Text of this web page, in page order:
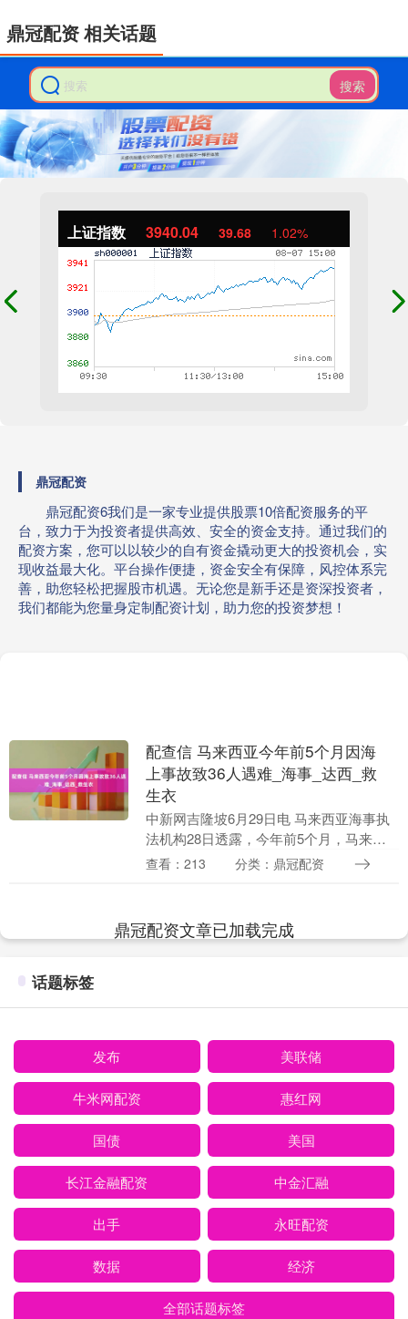
搜索
上证指数 3940.04 39.68 1.02%
鼎冠配资
鼎冠配资6我们是一家专业提供股票10倍配资服务的平
台，致力于为投资者提供高效、安全的资金支持。通过我们的
配资方案，您可以以较少的自有资金撬动更大的投资机会，实
现收益最大化。平台操作便捷，资金安全有保障，风控体系完
善，助您轻松把握股市机遇。无论您是新手还是资深投资者，
我们都能为您量身定制配资计划，助力您的投资梦想！
鼎冠配资 相关话题
配查信 马来西亚今年前5个月因海
上事故致36人遇难_海事_达西_救
生衣
中新网吉隆坡6月29日电 马来西亚海事执
法机构28日透露，今年前5个月，马来西
亚发生108起海上事故，致36人遇难，12
查看：213 分类：鼎冠配资
鼎冠配资文章已加载完成
话题标签
发布 美联储
牛米网配资 惠红网
国债 美国
长江金融配资 中金汇融
出手 永旺配资
数据 经济
全部话题标签